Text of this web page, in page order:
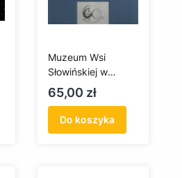
Muzeum Wsi
Słowińskiej w
Klukach
Cena
65,00 zł
Do koszyka